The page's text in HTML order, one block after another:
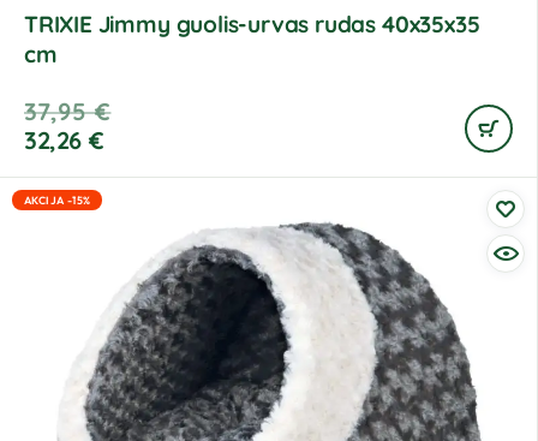
TRIXIE Jimmy guolis-urvas rudas 40x35x35
cm
37,95€
32,26 €
AKCIJA -15%